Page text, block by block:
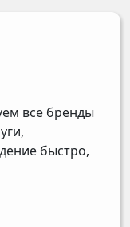
все бренды
быстро,